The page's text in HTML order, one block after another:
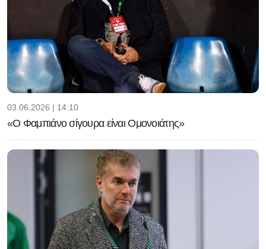
03.06.2026 | 14:10
«Ο Φαμπιάνο σίγουρα είναι Ομονοιάτης»